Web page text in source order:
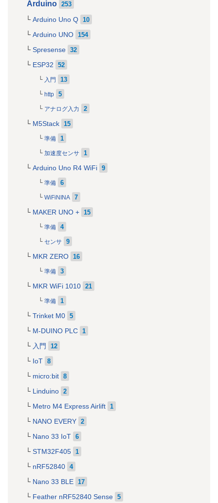
Arduino 253
Arduino Uno Q 10
Arduino UNO 154
Spresense 32
ESP32 52
入門 13
http 5
アナログ入力 2
M5Stack 15
準備 1
加速度センサ 1
Arduino Uno R4 WiFi 9
準備 6
WiFiNINA 7
MAKER UNO + 15
準備 4
センサ 9
MKR ZERO 16
準備 3
MKR WiFi 1010 21
準備 1
Trinket M0 5
M-DUINO PLC 1
入門 12
IoT 8
micro:bit 8
Linduino 2
Metro M4 Express Airlift 1
NANO EVERY 2
Nano 33 IoT 6
STM32F405 1
nRF52840 4
Nano 33 BLE 17
Feather nRF52840 Sense 5